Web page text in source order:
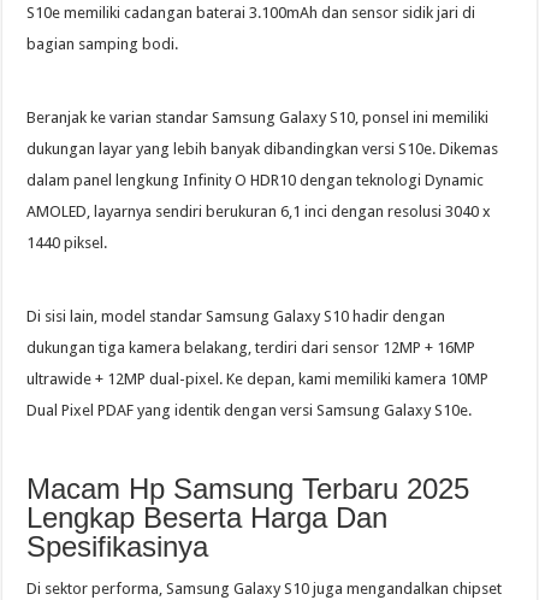
S10e memiliki cadangan baterai 3.100mAh dan sensor sidik jari di
bagian samping bodi.
Beranjak ke varian standar Samsung Galaxy S10, ponsel ini memiliki
dukungan layar yang lebih banyak dibandingkan versi S10e. Dikemas
dalam panel lengkung Infinity O HDR10 dengan teknologi Dynamic
AMOLED, layarnya sendiri berukuran 6,1 inci dengan resolusi 3040 x
1440 piksel.
Di sisi lain, model standar Samsung Galaxy S10 hadir dengan
dukungan tiga kamera belakang, terdiri dari sensor 12MP + 16MP
ultrawide + 12MP dual-pixel. Ke depan, kami memiliki kamera 10MP
Dual Pixel PDAF yang identik dengan versi Samsung Galaxy S10e.
Macam Hp Samsung Terbaru 2025
Lengkap Beserta Harga Dan
Spesifikasinya
Di sektor performa, Samsung Galaxy S10 juga mengandalkan chipset